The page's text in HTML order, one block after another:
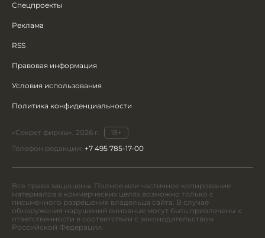
Спецпроекты
Реклама
RSS
Правовая информация
Условия использования
Политика конфиденциальности
«Секрет фирмы», 2026 г.
18+
Телефон редакции: +7 495 785-17-00
Все права защищены. Полное или частичное копирование
материалов в коммерческих целях возможно только с
письменного разрешения владельца сайта. В случае
обнаружения нарушений виновные могут быть привлечены к
ответственности в соответствии с законодательством
Российской Федерации.